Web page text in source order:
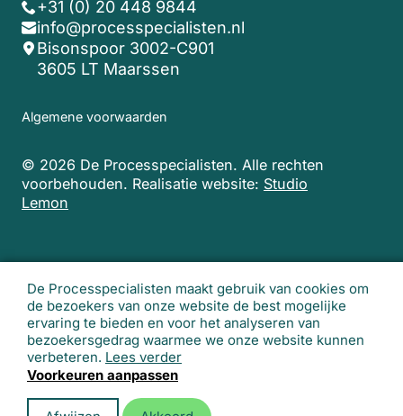
De Processpecialisten maakt gebruik van cookies om
de bezoekers van onze website de best mogelijke
ervaring te bieden en voor het analyseren van
bezoekersgedrag waarmee we onze website kunnen
verbeteren. Lees verder
Voorkeuren aanpassen
+31 (0) 20 448 9844
info@processpecialisten.nl
Bisonspoor 3002-C901
3605 LT Maarssen
Algemene voorwaarden
© 2026 De Processpecialisten. Alle rechten
voorbehouden. Realisatie website: Studio
Lemon